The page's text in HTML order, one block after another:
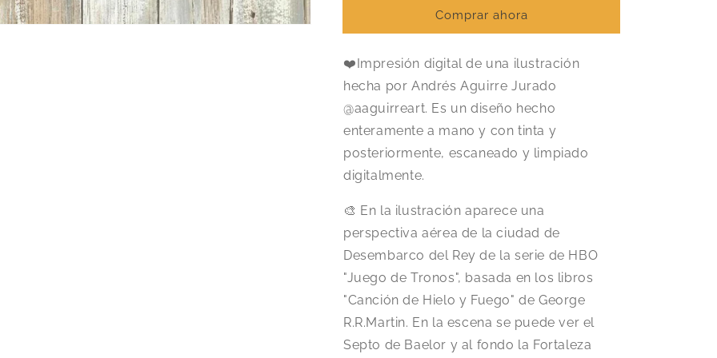
Comprar ahora
❤️Impresión digital de una ilustración
hecha por Andrés Aguirre Jurado
@aaguirreart. Es un diseño hecho
enteramente a mano y con tinta y
posteriormente, escaneado y limpiado
digitalmente.
🎨 En la ilustración aparece una
perspectiva aérea de la ciudad de
Desembarco del Rey de la serie de HBO
"Juego de Tronos", basada en los libros
"Canción de Hielo y Fuego" de George
R.R.Martin. En la escena se puede ver el
Septo de Baelor y al fondo la Fortaleza